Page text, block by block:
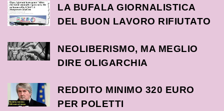
LA BUFALA GIORNALISTICA
DEL BUON LAVORO RIFIUTATO
NEOLIBERISMO, MA MEGLIO
DIRE OLIGARCHIA
REDDITO MINIMO 320 EURO
PER POLETTI